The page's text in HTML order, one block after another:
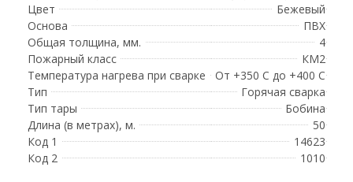
Цвет
Бежевый
Основа
ПВХ
Общая толщина, мм.
4
Пожарный класс
КМ2
Температура нагрева при сварке
От +350 C до +400 C
Тип
Горячая сварка
Тип тары
Бобина
Длина (в метрах), м.
50
Код 1
14623
Код 2
1010